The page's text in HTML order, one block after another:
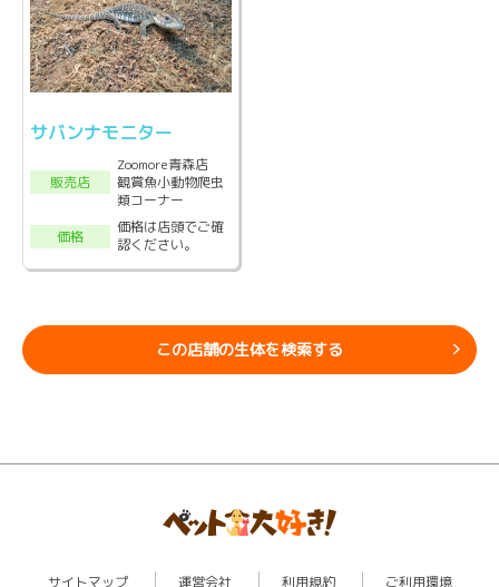
サバンナモニター
販売店
Zoomore青森店
観賞魚小動物爬虫
類コーナー
価格
価格は店頭でご確
認ください。
この店舗の生体を検索する
サイトマップ 運営会社 利用規約 ご利用環境